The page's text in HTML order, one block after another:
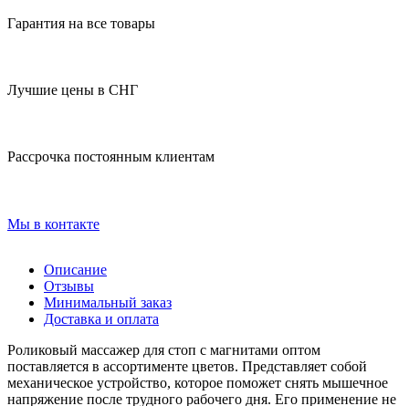
Гарантия на все товары
Лучшие цены в СНГ
Рассрочка постоянным клиентам
Мы в контакте
Описание
Отзывы
Минимальный заказ
Доставка и оплата
Роликовый массажер для стоп с магнитами оптом
поставляется в ассортименте цветов. Представляет собой
механическое устройство, которое поможет снять мышечное
напряжение после трудного рабочего дня. Его применение не